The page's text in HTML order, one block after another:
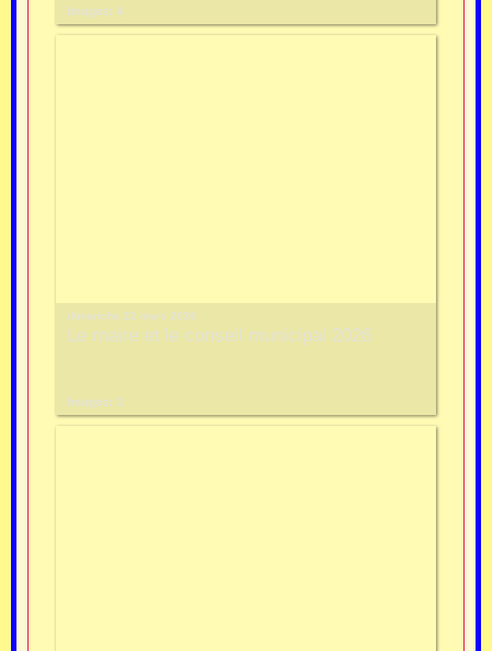
Images: 4
dimanche 22 mars 2026
Le maire et le conseil municipal 2026
Images: 3